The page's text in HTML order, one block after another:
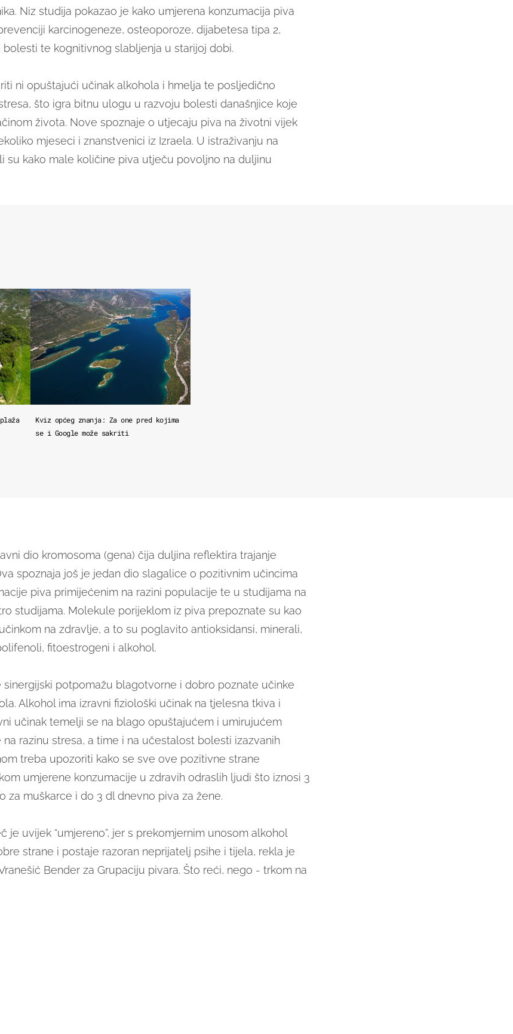
Niz studija pokazao je kako umjerena konzumacija piva
karcinogeneze, osteoporoze, dijabetesa tipa 2,
bolesti te kognitivnog slabljenja u starijoj dobi.
ni opuštajući učinak alkohola i hmelja te posljedično
što igra bitnu ulogu u razvoju bolesti današnjice koje
života. Nove spoznaje o utjecaju piva na životni vijek
mjeseci i znanstvenici iz Izraela. U istraživanju na
su kako male količine piva utječu povoljno na duljinu
Kviz općeg znanja: Za one pred kojima
se i Google može sakriti
dio kromosoma (gena) čija duljina reflektira trajanje
spoznaja još je jedan dio slagalice o pozitivnim učincima
piva primijećenim na razini populacije te u studijama na
studijama. Molekule porijeklom iz piva prepoznate su kao
na zdravlje, a to su poglavito antioksidansi, minerali,
fitoestrogeni i alkohol.
sinergijski potpomažu blagotvorne i dobro poznate učinke
Alkohol ima izravni fiziološki učinak na tjelesna tkiva i
učinak temelji se na blago opuštajućem i umirujućem
razinu stresa, a time i na učestalost bolesti izazvanih
treba upozoriti kako se sve ove pozitivne strane
umjerene konzumacije u zdravih odraslih ljudi što iznosi 3
za muškarce i do 3 dl dnevno piva za žene.
je uvijek “umjereno”, jer s prekomjernim unosom alkohol
strane i postaje razoran neprijatelj psihe i tijela, rekla je
Bender za Grupaciju pivara. Što reći, nego - trkom na